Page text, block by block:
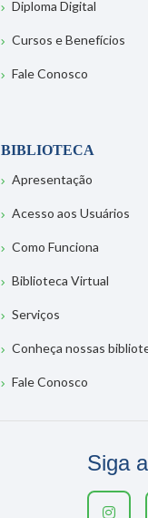
Diploma Digital
Cursos e Benefícios
Fale Conosco
BIBLIOTECA
Apresentação
Acesso aos Usuários
Como Funciona
Biblioteca Virtual
Serviços
Conheça nossas
Fale Conosco
Siga